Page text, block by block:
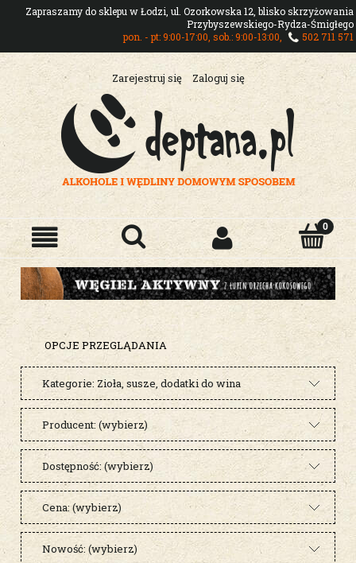
Zapraszamy do sklepu w Łodzi, ul. Ozorkowska 12, blisko skrzyżowania
Przybyszewskiego-Rydza-Śmigłego
pon. - pt: 9:00-17:00, sob.: 9:00-13:00,
502 711 571
Zarejestruj się Zaloguj się
OPCJE PRZEGLĄDANIA
Kategorie: Zioła, susze, dodatki do wina
Producent: (wybierz)
Dostępność: (wybierz)
Cena: (wybierz)
Nowość: (wybierz)